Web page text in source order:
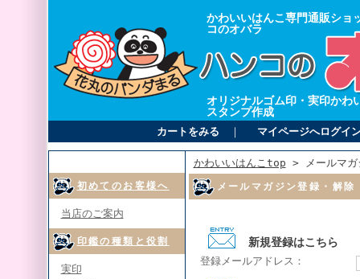
かわいいはんこ専門通販シ
コのオバラ
オリジナルゴム印・実印かわ
スタンプ作成
カートをみる ｜ マイページへログイ
初めてのお客様へ
当店のご案内
印鑑の種類と役割
実印
かわいいはんこtop > メールマガ
メールマガジン登録・解除
新規登録はこちら
登録メールアドレス：